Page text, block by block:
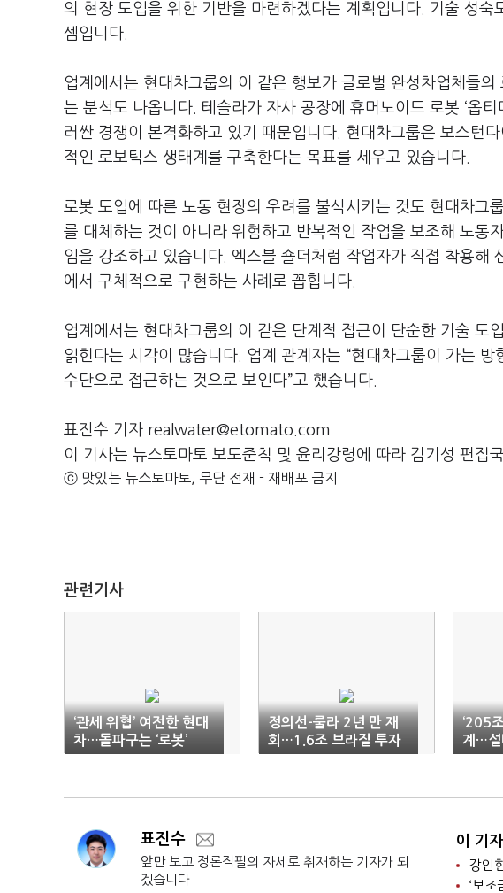
의 현장 도입을 위한 기반을 마련하겠다는 계획입니다. 기술 성
셈입니다.
업계에서는 현대차그룹의 이 같은 행보가 글로벌 완성차업체들
는 분석도 나옵니다. 테슬라가 자사 공장에 휴머노이드 로봇 ‘옵
러싼 경쟁이 본격화하고 있기 때문입니다. 현대차그룹은 보스턴
적인 로보틱스 생태계를 구축한다는 목표를 세우고 있습니다.
로봇 도입에 따른 노동 현장의 우려를 불식시키는 것도 현대차그
를 대체하는 것이 아니라 위험하고 반복적인 작업을 보조해 노동
임을 강조하고 있습니다. 엑스블 숄더처럼 작업자가 직접 착용해
에서 구체적으로 구현하는 사례로 꼽힙니다.
업계에서는 현대차그룹의 이 같은 단계적 접근이 단순한 기술 도
읽힌다는 시각이 많습니다. 업계 관계자는 “현대차그룹이 가는
수단으로 접근하는 것으로 보인다”고 했습니다.
표진수 기자 realwater@etomato.com
이 기사는 뉴스토마토 보도준칙 및 윤리강령에 따라 김기성 편집
ⓒ 맛있는 뉴스토마토, 무단 전재 - 재배포 금지
관련기사
‘관세 위협’ 여전한 현대
차…돌파구는 ‘로봇’
정의선-룰라 2년 만 재
회…1.6조 브라질 투자
‘속도’
‘205
계…설
목’
표진수
앞만 보고 정론직필의 자세로 취재하는 기자가 되
겠습니다
이 기
강인
‘보조